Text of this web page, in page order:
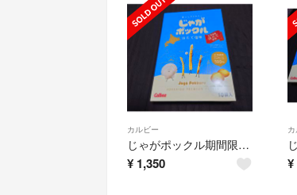
カルビー
じゃがポックル期間限定ホタテ味 １０袋入り
¥ 1,350 ¥